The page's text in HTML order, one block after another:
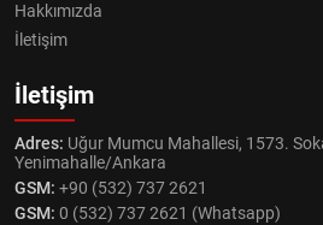
Hakkımızda
İletişim
İletişim
Adres: Uğur Mumcu Mahallesi, 1573.
Yenimahalle/Ankara
GSM: +90 (532) 737 2621
GSM: 0 (532) 737 2621 (Whatsapp)